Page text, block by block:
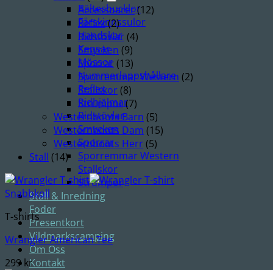
Bältesbucklor
Fårskinnssulor
Handskar
Kepsar
Mössor
Nummerlappshållare
Reflex
Ridhjälmar
Ridstövlar
Smycken
Sporrar
Sporremmar Western
Stallskor
Strumpor
Stall & Inredning
Foder
Presentkort
Vildmarkscamping
Om Oss
Kontakt
Accessoarer(12)
Reflex(2)
Ridstövlar(4)
Smycken (9)
Sporrar(13)
Sporremmar Western (2)
Stallskor(8)
Strumpor(7)
Westernboots Barn (5)
Westernboots Dam (15)
Westernboots Herr(5)
Stall (14)
Snabbkoll
T-shirts
Wrangler American Tee
299kr